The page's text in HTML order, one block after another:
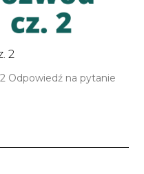
2
Odpowiedź na pytanie